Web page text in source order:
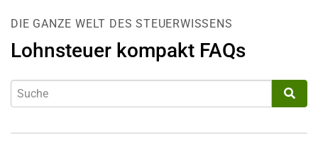
DIE GANZE WELT DES STEUERWISSENS
Lohnsteuer kompakt FAQs